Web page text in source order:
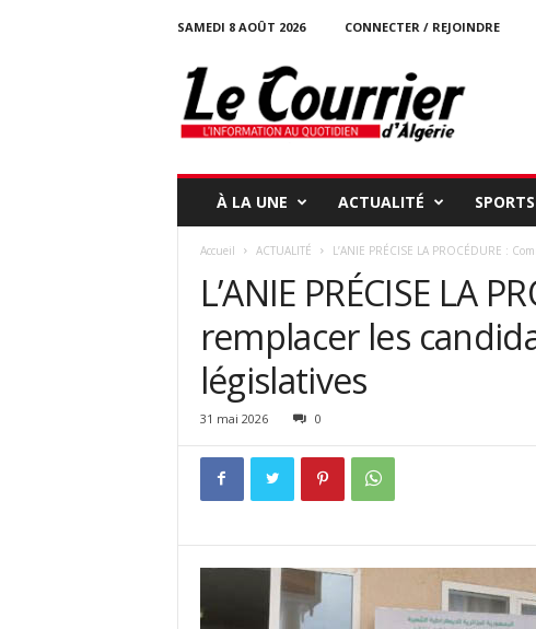
SAMEDI 8 AOÛT 2026
CONNECTER / REJOINDRE
o
u
i
À LA UNE ACTUALITÉ SPORTS
Accueil ACTUALITÉ L’ANIE PRÉCISE LA PROCÉDURE :
L’ANIE PRÉCISE LA
remplacer les
législatives
31 mai 2026 0